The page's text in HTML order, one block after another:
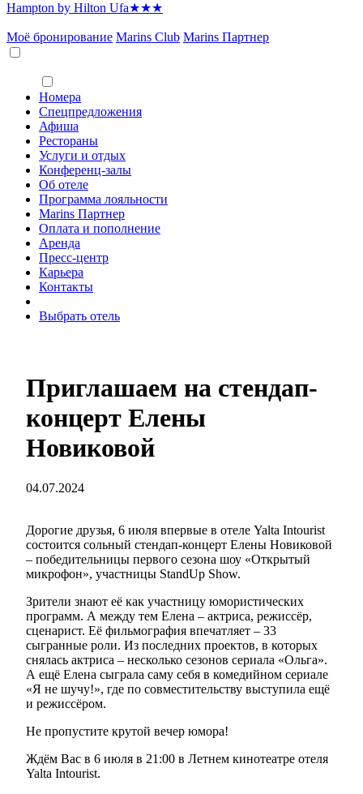
Hampton by Hilton Ufa★★★
Моё бронирование Marins Club Marins Партнер
Номера
Спецпредложения
Афиша
Рестораны
Услуги и отдых
Конференц-залы
Об отеле
Программа лояльности
Marins Партнер
Оплата и пополнение
Аренда
Пресс-центр
Карьера
Контакты
Выбрать отель
Приглашаем на стендап-
концерт Елены
Новиковой
04.07.2024
Дорогие друзья, 6 июля впервые в отеле Yalta Intourist
состоится сольный стендап-концерт Елены Новиковой
– победительницы первого сезона шоу «Открытый
микрофон», участницы StandUp Show.
Зрители знают её как участницу юмористических
программ. А между тем Елена – актриса, режиссёр,
сценарист. Её фильмография впечатляет – 33
сыгранные роли. Из последних проектов, в которых
снялась актриса – несколько сезонов сериала «Ольга».
А ещё Елена сыграла саму себя в комедийном сериале
«Я не шучу!», где по совместительству выступила ещё
и режиссёром.
Не пропустите крутой вечер юмора!
Ждём Вас в 6 июля в 21:00 в Летнем кинотеатре отеля
Yalta Intourist.